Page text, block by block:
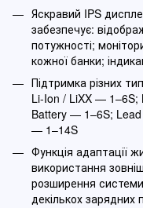
Яскравий IPS
забезпечує:
потужності;
кожної банки;
Підтримка різних
Li-Ion / LiXX — 1–6S;
Battery — 1–6S;
— 1–14S
Функція адаптації
використання
розширення
декількох зарядних